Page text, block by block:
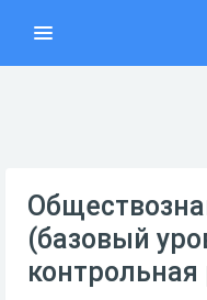
(базовый
контрольная